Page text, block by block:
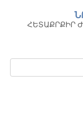
контентуՀԵՏԱՔՐՔԻՐ
Поиск: